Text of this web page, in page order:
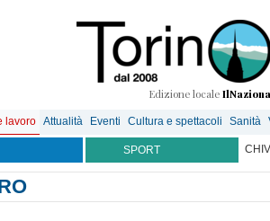
Edizione locale
lavoro Attualità Eventi Cultura e spettacoli Sanità
SPORT